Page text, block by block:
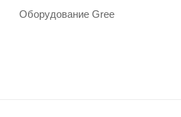
Оборудование Gree